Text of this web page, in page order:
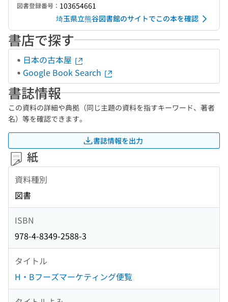
図書登録番号： 103654661
埼玉県立熊谷図書館のサイトでこの本を確認
書店で探す
日本の古本屋
Google Book Search
書誌情報
この資料の詳細や典拠（同じ主題の資料を指すキーワード、著者
名）等を確認できます。
書誌情報を出力
紙
資料種別
図書
ISBN
978-4-8349-2588-3
タイトル
H・Bフーズマーケティング便覧